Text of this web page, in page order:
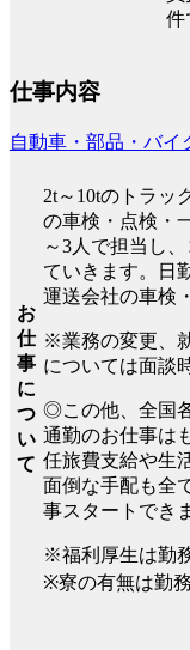
件
仕事内容
自動車・部品・バイ
お
仕
事
に
つ
い
て
2t～10tのトラッ
の車検・点検・
～3人で担当し
ていきます。日
運送会社の車検
※業務の変更、
については面談
◎この他、全国
通勤のお仕事は
任旅費支給や生
面倒な手配も全
事スタートでき
※福利厚生は勤
※寮の有無は勤